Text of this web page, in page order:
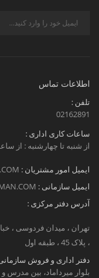
اطلاعات تماس
تلفن :
02162891
ساعات کاری اداری :
از شنبه تا چهارشنبه : از ساعت 9
ایمیل امور مشتریان :
ایمیل سازمانی :
آدرس دفتر مرکزی :
تهران ، میدان فردوسی ،
، پلاک 45 ، طبقه اول
دفتر اداری و فروش
بلوار میرداماد، بین مدرس و مصدق